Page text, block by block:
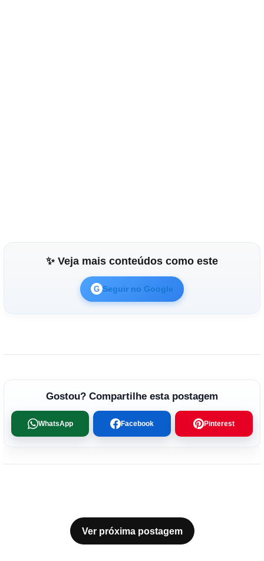
✨ Veja mais conteúdos como este
G Seguir no Google
Gostou? Compartilhe esta postagem
WhatsApp Facebook Pinterest
Ver próxima postagem